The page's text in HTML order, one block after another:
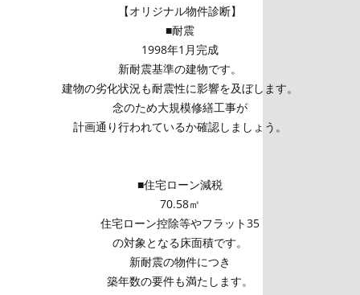
【オリジナル物件診断】
■耐震
1998年1月完成
新耐震基準の建物です。
建物の劣化状況も耐震性に影響を及ぼします。
念のため大規模修繕工事が
計画通り行われているか確認しましょう。
■住宅ローン減税
70.58㎡
住宅ローン控除等やフラット35
の対象となる床面積です。
新耐震の物件につき
築年数の要件も満たします。